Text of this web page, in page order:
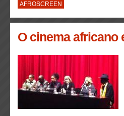
AFROSCREEN
O cinema africano